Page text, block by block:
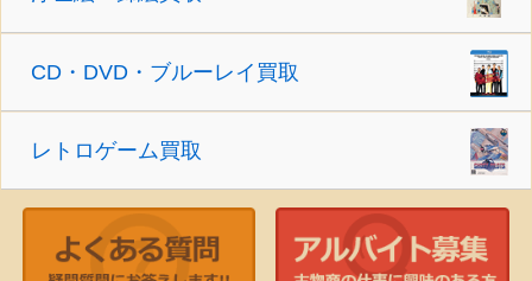
CD・DVD・ブルーレイ買取
レトロゲーム買取